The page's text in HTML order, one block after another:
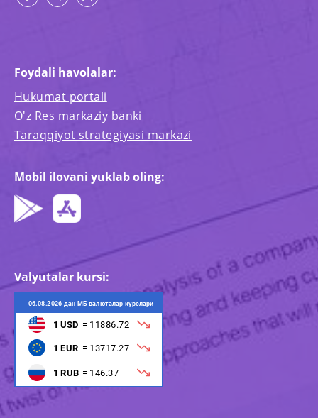
Foydali havolalar:
Hukumat portali
O'z Res markaziy banki
Taraqqiyot strategiyasi markazi
Mobil ilovani yuklab oling:
Valyutalar kursi: